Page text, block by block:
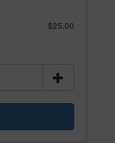
$25.00